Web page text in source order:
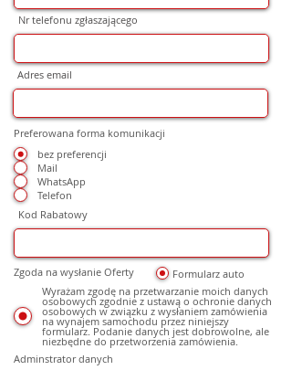
Nr telefonu zgłaszającego
Adres email
Preferowana forma komunikacji
bez preferencji
Mail
WhatsApp
Telefon
Kod Rabatowy
Formularz auto
Zgoda na wysłanie Oferty
Wyrażam zgodę na przetwarzanie moich danych
osobowych zgodnie z ustawą o ochronie danych
osobowych w związku z wysłaniem zamówienia
na wynajem samochodu przez niniejszy
formularz. Podanie danych jest dobrowolne, ale
niezbędne do przetworzenia zamówienia.
Adminstrator danych